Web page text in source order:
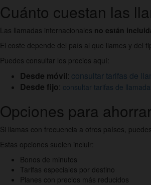
Cuánto cuestan las
Las llamadas internacionales no están
El coste depende del país al que llames y del
Puedes consultar los precios aquí:
Desde móvil: consultar tarifas de
Desde fijo: consultar tarifas de
Opciones para
Si llamas con frecuencia a otros países,
Estas opciones suelen incluir:
Bonos de minutos
Tarifas especiales por destino
Planes con precios más reducidos